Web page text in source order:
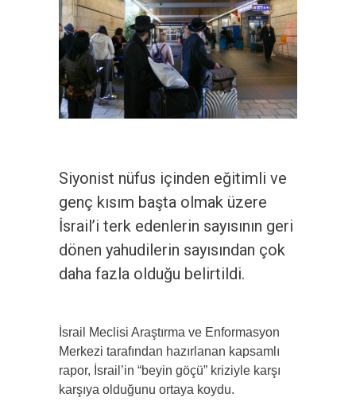
Siyonist nüfus içinden eğitimli ve
genç kısım başta olmak üzere
İsrail’i terk edenlerin sayısının geri
dönen yahudilerin sayısından çok
daha fazla olduğu belirtildi.
İsrail Meclisi Araştırma ve Enformasyon
Merkezi tarafından hazırlanan kapsamlı
rapor, İsrail’in “beyin göçü” kriziyle karşı
karşıya olduğunu ortaya koydu.